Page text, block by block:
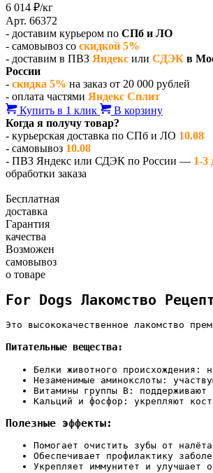
6 014 ₽/кг
Арт. 66372
- доставим курьером по СПб и ЛО
- самовывоз со скидкой 5%
- доставим в ПВЗ Яндекс или СДЭК в
России
- скидка 5% на заказ от 20 000 рублей
- оплата частями Яндекс Сплит
Купить в 1 клик
В корзину
Когда я получу товар?
- курьерская доставка по СПб и ЛО 10.08
- самовывоз 10.08
- ПВЗ Яндекс или СДЭК по России — 1-3
обработки заказа
Бесплатная
доставка
Гарантия
качества
Возможен
самовывоз
о товаре
For Dogs Лакомство
Это высококачественное лакомство
Питательные вещества:
Белки животного происхождения:
Незаменимые аминокслоты:
Витамины группы B:
Кальций и фосфор: укрепляют
Полезные эффекты:
Помогает очистить зубы от
Обеспечивает профилактику
Укрепляет иммунитет и улучшает